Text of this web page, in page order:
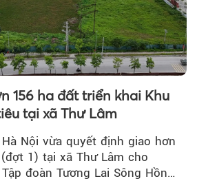
156 ha đất triển khai Khu
tại xã Thư Lâm
Nội vừa quyết định giao hơn
1) tại xã Thư Lâm cho
đoàn Tương Lai Sông Hồng